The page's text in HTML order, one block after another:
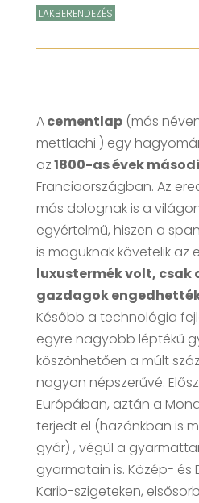
LAKBERENDEZÉS
Acementlap(más
mettlachi ) egy
az1800-as évek
Franciaországban. Az
más dolognak is a
egyértelmű, hiszen a
is maguknak követelik az
luxustermék volt, csak
gazdagok
Később a technológia
egyre nagyobb léptékű
köszönhetően a múlt
nagyon népszerűvé.
Európában, aztán a
terjedt el (hazánkban is
gyár) , végül a
gyarmatain is. Közép- és
Karib-szigeteken,